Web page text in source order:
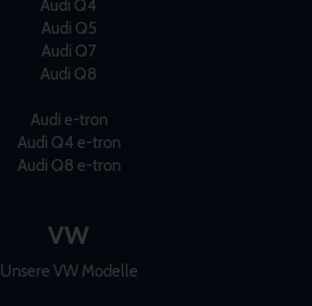
Audi Q4
Audi Q5
Audi Q7
Audi Q8
Audi e-tron
Audi Q4 e-tron
Audi Q8 e-tron
VW
Unsere VW Modelle